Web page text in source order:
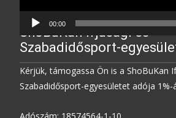
00:00
ShoBuKan Ifjúsági és
Szabadidősport-
Kérjük, támogassa Ön is a ShoBuKan
Szabadidősport-egyesületet adója 1%-
Adószám: 18574564-1-10